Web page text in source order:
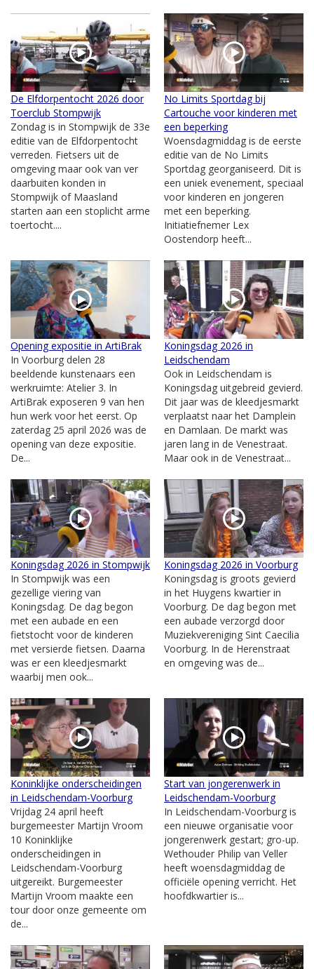
De Elfdorpentocht 2026 door
Toerclub Stompwijk
Zondag is in Stompwijk de 33e
editie van de Elfdorpentocht
verreden. Fietsers uit de
omgeving maar ook van ver
daarbuiten konden in
Stompwijk of Maasland
starten aan een stoplicht arme
toertocht....
No Limits Sportdag bij
Cartouche voor kinderen met
een beperking
Woensdagmiddag is de eerste
editie van de No Limits
Sportdag georganiseerd. Dit is
een uniek evenement, speciaal
voor kinderen en jongeren
met een beperking.
Initiatiefnemer Lex
Oostendorp heeft...
Opening expositie in ArtiBrak
In Voorburg delen 28
beeldende kunstenaars een
werkruimte: Atelier 3. In
ArtiBrak exposeren 9 van hen
hun werk voor het eerst. Op
zaterdag 25 april 2026 was de
opening van deze expositie.
De...
Koningsdag 2026 in
Leidschendam
Ook in Leidschendam is
Koningsdag uitgebreid gevierd.
Dit jaar was de kleedjesmarkt
verplaatst naar het Damplein
en Damlaan. De markt was
jaren lang in de Venestraat.
Maar ook in de Venestraat...
Koningsdag 2026 in Stompwijk
In Stompwijk was een
gezellige viering van
Koningsdag. De dag begon
met een aubade en een
fietstocht voor de kinderen
met versierde fietsen. Daarna
was er een kleedjesmarkt
waarbij men ook...
Koningsdag 2026 in Voorburg
Koningsdag is groots gevierd
in het Huygens kwartier in
Voorburg. De dag begon met
een aubade verzorgd door
Muziekvereniging Sint Caecilia
Voorburg. In de Herenstraat
en omgeving was de...
Koninklijke onderscheidingen
in Leidschendam-Voorburg
Vrijdag 24 april heeft
burgemeester Martijn Vroom
10 Koninklijke
onderscheidingen in
Leidschendam-Voorburg
uitgereikt. Burgemeester
Martijn Vroom maakte een
tour door onze gemeente om
de...
Start van jongerenwerk in
Leidschendam-Voorburg
In Leidschendam-Voorburg is
een nieuwe organisatie voor
jongerenwerk gestart; gro-up.
Wethouder Philip van Veller
heeft woensdagmiddag de
officiële opening verricht. Het
hoofdkwartier is...